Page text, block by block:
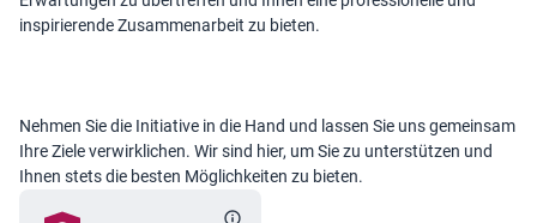
inspirierende Zusammenarbeit zu bieten.
Nehmen Sie die Initiative in die Hand und lassen Sie uns gemeinsam
Ihre Ziele verwirklichen. Wir sind hier, um Sie zu unterstützen und
Ihnen stets die besten Möglichkeiten zu bieten.